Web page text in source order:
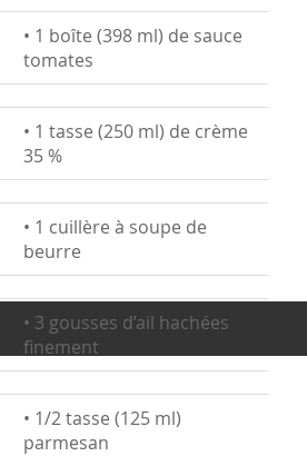
• 1 boîte (398 ml) de sauce
tomates
• 1 tasse (250 ml) de crème
35 %
• 1 cuillère à soupe de
beurre
• 3 gousses d’ail hachées
finement
• 1/2 tasse (125 ml)
parmesan